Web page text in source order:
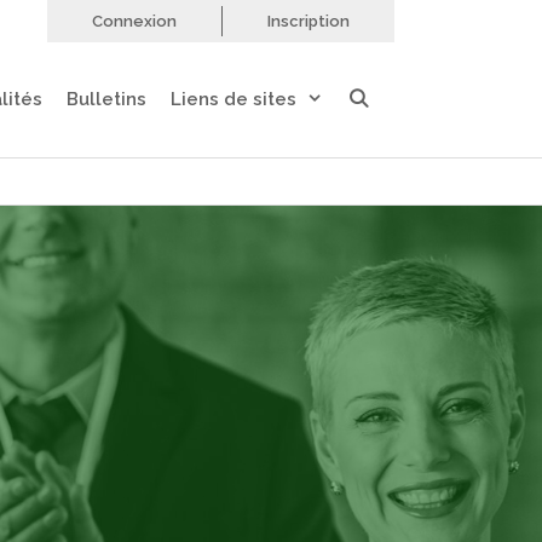
Connexion Inscription
Bulletins Liens de sites